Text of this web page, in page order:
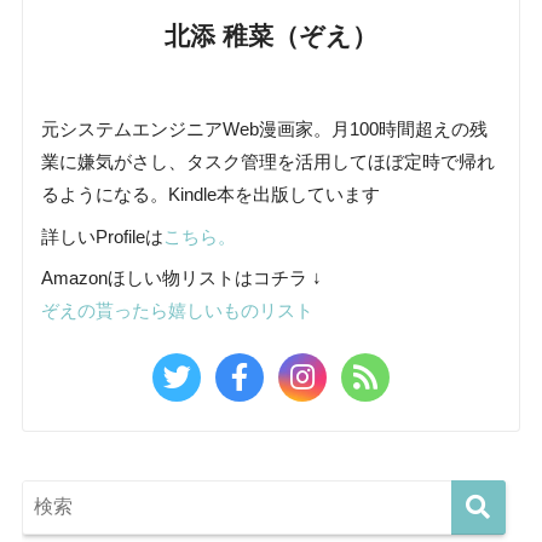
北添 稚菜（ぞえ）
元システムエンジニアWeb漫画家。月100時間超えの残
業に嫌気がさし、タスク管理を活用してほぼ定時で帰れ
るようになる。Kindle本を出版しています
詳しいProfileはこちら。
Amazonほしい物リストはコチラ ↓
ぞえの貰ったら嬉しいものリスト